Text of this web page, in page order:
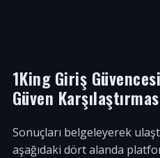
1King Giriş
Güven
Sonuçları belgeleyerek
aşağıdaki dört alanda